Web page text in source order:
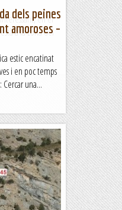
en el
a la zona del
dels peines
amoroses –
estic encatinat
i en poc temps
una...